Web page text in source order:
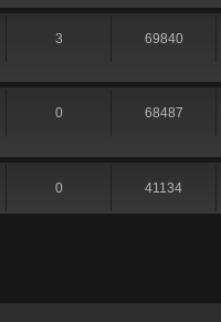
3 69840
0 68487
0 41134